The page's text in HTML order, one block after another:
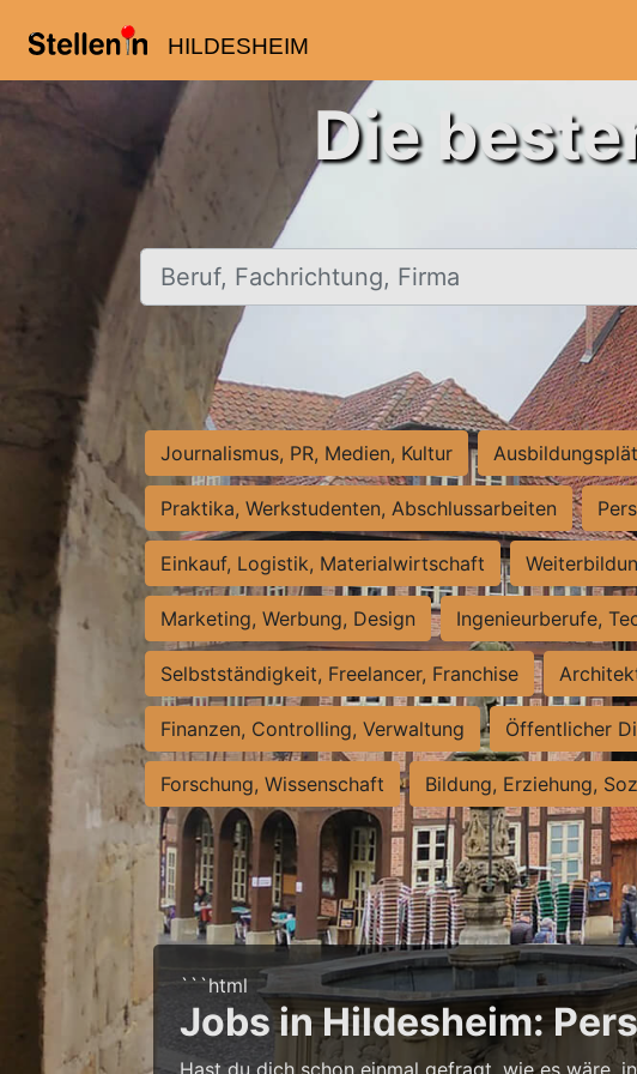
HILDESHEIM
Die
Beruf, Fachrichtung, Firma
Journalismus, PR, Medien, Kultur
Praktika, Werkstudenten, Abschlussarbeiten
Einkauf, Logistik, Materialwirtschaft
Marketing, Werbung, Design Ingenieurberufe,
Selbstständigkeit, Freelancer, Franchise
Finanzen, Controlling, Verwaltung Öffentlicher
Forschung, Wissenschaft Bildung, Erziehung,
```html
Jobs in Hildesheim: